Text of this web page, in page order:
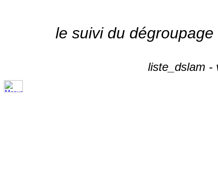
le suivi du
liste_dslam -